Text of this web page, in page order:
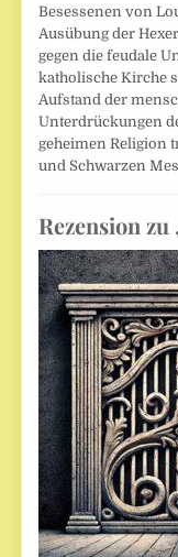
Besessenen von
Ausübung der
gegen die feudale
katholische Kirche
Aufstand der
Unterdrückungen
geheimen Religion
und Schwarzen
Rezension zu